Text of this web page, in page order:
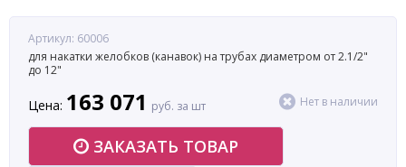
Артикул: 60006
для накатки желобков (канавок) на трубах диаметром от 2.1/2"
до 12"
Цена: 163 071 руб. за шт Нет в наличии
ЗАКАЗАТЬ ТОВАР